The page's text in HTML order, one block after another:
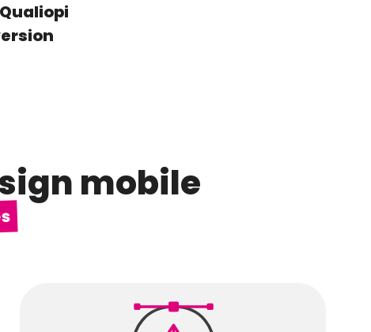
mobile